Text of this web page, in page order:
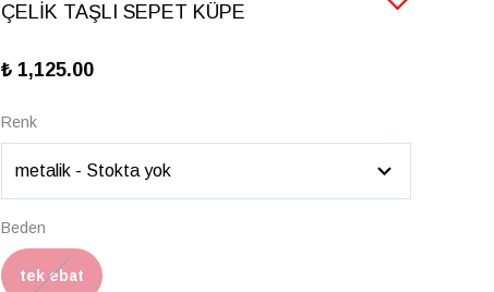
ÇELİK TAŞLI SEPET KÜPE
₺ 1,125.00
Renk
Beden
tek ebat